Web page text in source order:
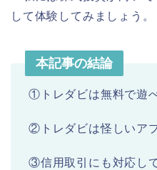
して体験してみましょう。
本記事の結論
①トレダビは無料で遊
②トレダビは怪しいア
③信用取引にも対応し